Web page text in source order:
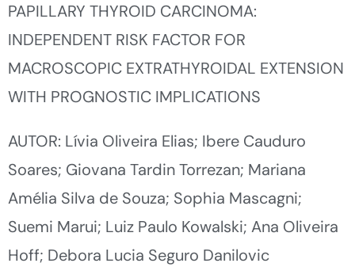
PAPILLARY THYROID CARCINOMA:
INDEPENDENT RISK FACTOR FOR
MACROSCOPIC EXTRATHYROIDAL EXTENSION
WITH PROGNOSTIC IMPLICATIONS
AUTOR: Lívia Oliveira Elias; Ibere Cauduro
Soares; Giovana Tardin Torrezan; Mariana
Amélia Silva de Souza; Sophia Mascagni;
Suemi Marui; Luiz Paulo Kowalski; Ana Oliveira
Hoff; Debora Lucia Seguro Danilovic